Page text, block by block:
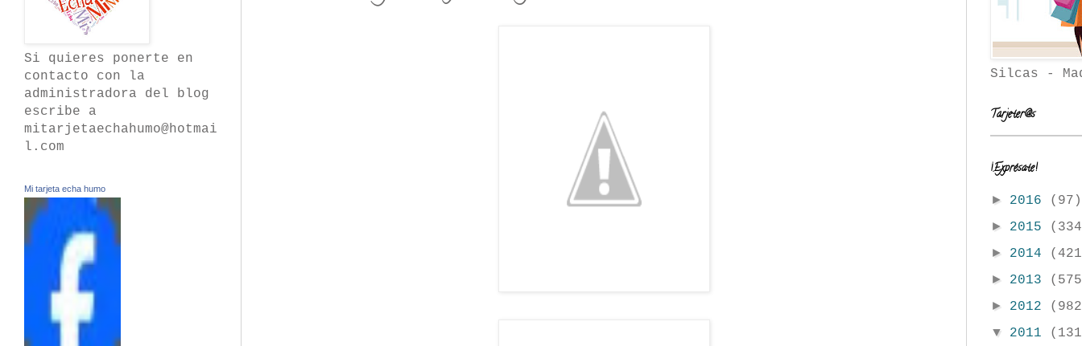
Si quieres ponerte en
contacto con la
administradora del blog
escribe a
mitarjetaechahumo@hotmai
l.com
Mi tarjeta echa humo
Silcas -
Tarjeter@s
¡Exprésate!
► 2016 (97)
► 2015
► 2014
► 2013
► 2012
▼ 2011